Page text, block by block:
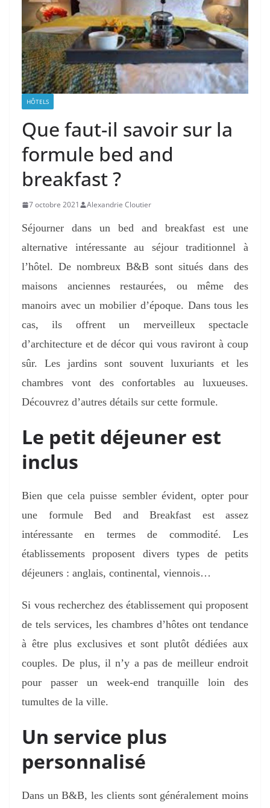
HÔTELS
Que faut-il savoir sur la
formule bed and
breakfast ?
7 octobre 2021 Alexandrie Cloutier
Séjourner dans un bed and breakfast est une
alternative intéressanteau séjour traditionnel à
l’hôtel. De nombreux B&B sont situés dans des
maisons anciennes restaurées, ou même des
manoirs avec un mobilier d’époque. Dans tous les
cas, ils offrent un merveilleux spectacle
d’architecture et de décor qui vous raviront à coup
sûr. Les jardins sont souvent luxuriants et les
chambres vont des confortables au luxueuses.
Découvrez d’autres détails sur cette formule.
Le petit déjeuner est
inclus
Bien que cela puisse sembler évident, opter pour
une formule Bed and Breakfast est assez
intéressante en termes de commodité. Les
établissements proposent divers types de petits
déjeuners : anglais, continental, viennois…
Si vous recherchez des établissement qui proposent
de tels services, les chambres d’hôtes ont tendance
à être plus exclusives et sont plutôt dédiées aux
couples. De plus, il n’y a pas de meilleur endroit
pour passer un week-end tranquille loin des
tumultes de la ville.
Un service plus
personnalisé
Dans un B&B, les clients sont généralement moins